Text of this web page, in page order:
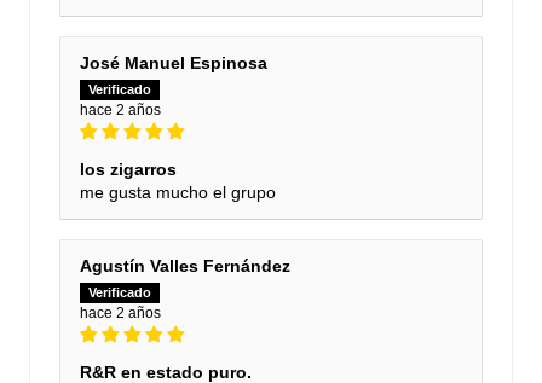
José Manuel Espinosa
hace 2 años
los zigarros
me gusta mucho el grupo
Agustín Valles Fernández
hace 2 años
R&R en estado puro.